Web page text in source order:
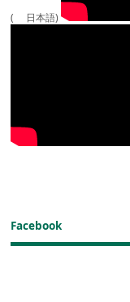
( 日本語)
Facebook